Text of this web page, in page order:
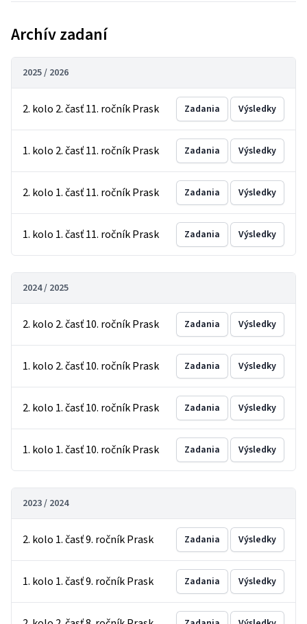
Archív zadaní
2025 / 2026
2. kolo 2. časť 11. ročník Prask Zadania Výsledky
1. kolo 2. časť 11. ročník Prask Zadania Výsledky
2. kolo 1. časť 11. ročník Prask Zadania Výsledky
1. kolo 1. časť 11. ročník Prask Zadania Výsledky
2024 / 2025
2. kolo 2. časť 10. ročník Prask Zadania Výsledky
1. kolo 2. časť 10. ročník Prask Zadania Výsledky
2. kolo 1. časť 10. ročník Prask Zadania Výsledky
1. kolo 1. časť 10. ročník Prask Zadania Výsledky
2023 / 2024
2. kolo 1. časť 9. ročník Prask Zadania Výsledky
1. kolo 1. časť 9. ročník Prask Zadania Výsledky